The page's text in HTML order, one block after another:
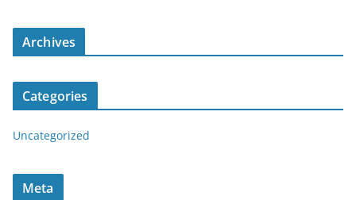
Archives
Categories
Uncategorized
Meta